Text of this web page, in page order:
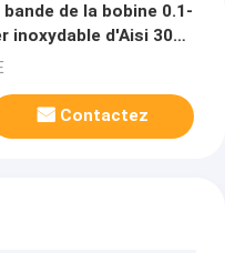
de la bobine 0.1-
inoxydable d'Aisi 304
Contactez